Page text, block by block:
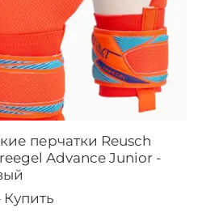
перчатки Reusch
Advance Junior -
Купить